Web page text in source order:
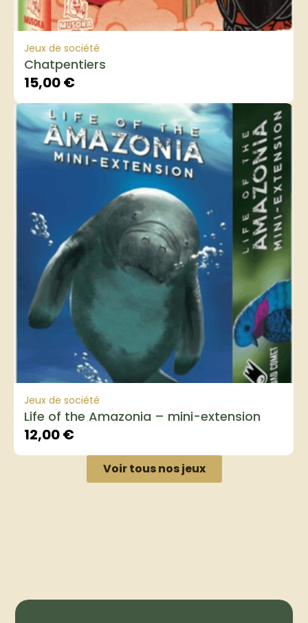
Jeux de société
Chatpentiers
15,00€
Jeux de société
Life of the Amazonia – mini-extension
12,00€
Voir tous nos jeux